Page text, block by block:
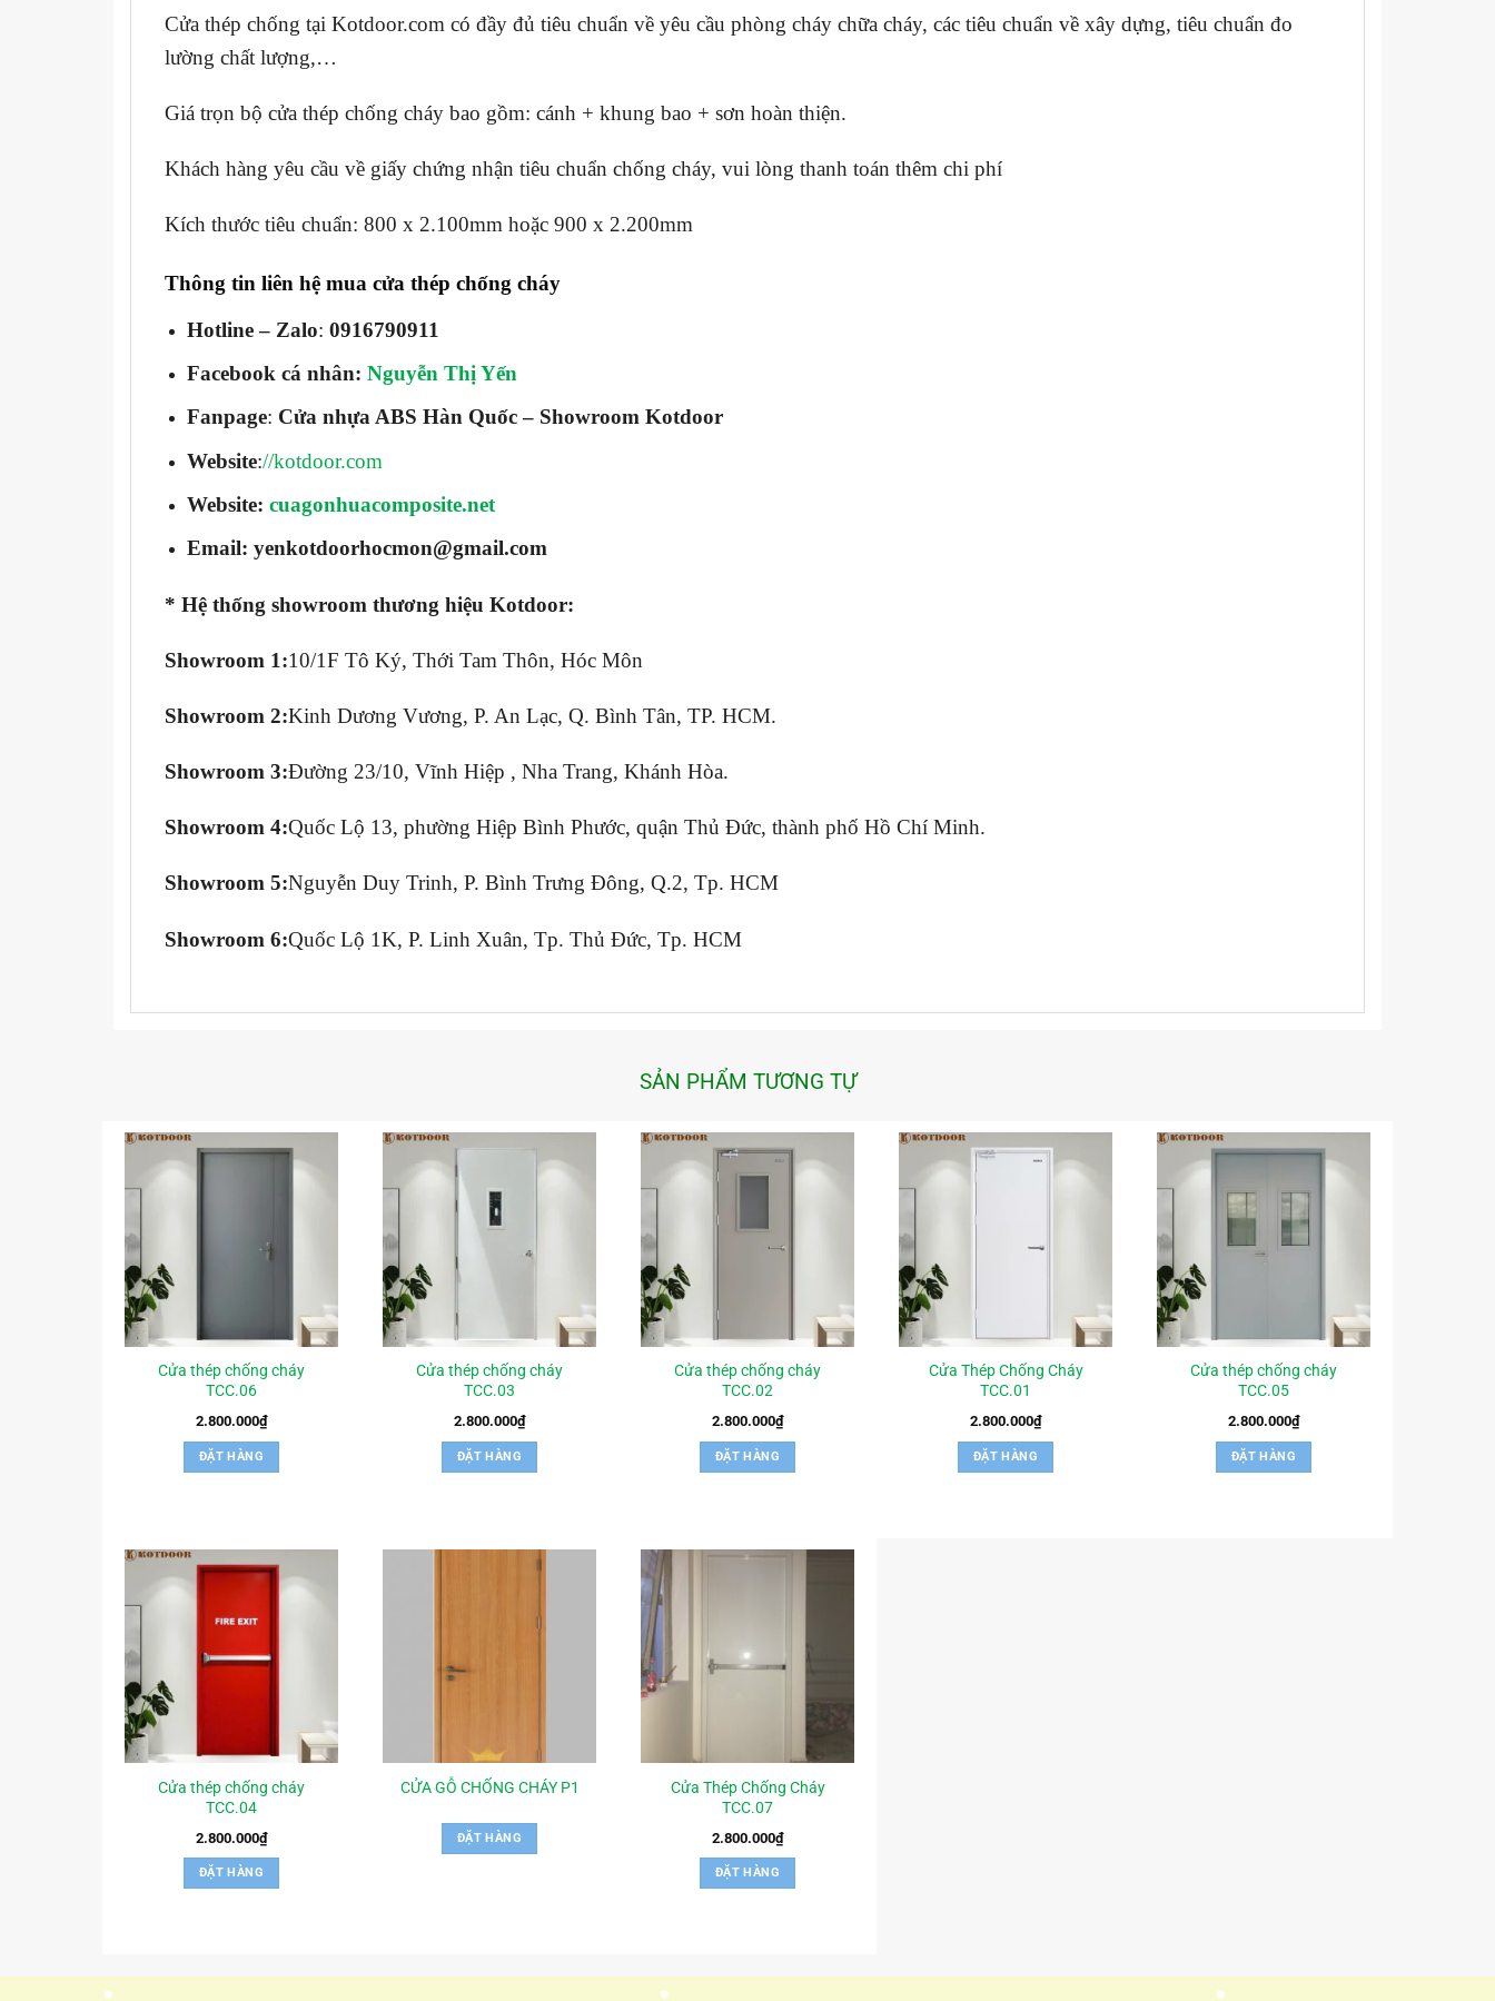
Cửa thép chống tại Kotdoor.com có đầy đủ tiêu chuẩn về yêu cầu phòng cháy chữa cháy, các tiêu chuẩn về xây dựng, tiêu chuẩn đo
lường chất lượng,…
Giá trọn bộ cửa thép chống cháy bao gồm: cánh + khung bao + sơn hoàn thiện.
Khách hàng yêu cầu về giấy chứng nhận tiêu chuẩn chống cháy, vui lòng thanh toán thêm chi phí
Kích thước tiêu chuẩn: 800 x 2.100mm hoặc 900 x 2.200mm
Thông tin liên hệ mua cửa thép chống cháy
Hotline – Zalo:0916790911
Facebook cá nhân:Nguyễn Thị Yến
Fanpage: Cửa nhựa ABS Hàn Quốc – Showroom Kotdoor
Website://kotdoor.com
Website:cuagonhuacomposite.net
Email: yenkotdoorhocmon@gmail.com
* Hệ thống showroom thương hiệu Kotdoor:
Showroom 1:10/1F Tô Ký, Thới Tam Thôn, Hóc Môn
Showroom 2:Kinh Dương Vương, P. An Lạc, Q. Bình Tân, TP. HCM.
Showroom 3:Đường 23/10, Vĩnh Hiệp , Nha Trang, Khánh Hòa.
Showroom 4:Quốc Lộ 13, phường Hiệp Bình Phước, quận Thủ Đức, thành phố Hồ Chí Minh.
Showroom 5:Nguyễn Duy Trinh, P. Bình Trưng Đông, Q.2, Tp. HCM
Showroom 6:Quốc Lộ 1K, P. Linh Xuân, Tp. Thủ Đức, Tp. HCM
SẢN PHẨM TƯƠNG TỰ
Cửa thép chống cháy
TCC.06
2.800.000₫
ĐẶT HÀNG
Cửa thép chống cháy
TCC.03
2.800.000₫
ĐẶT HÀNG
Cửa thép chống cháy
TCC.02
2.800.000₫
ĐẶT HÀNG
Cửa Thép Chống Cháy
TCC.01
2.800.000₫
ĐẶT HÀNG
Cửa thép chống cháy
TCC.05
2.800.000₫
ĐẶT HÀNG
Cửa thép chống cháy
TCC.04
2.800.000₫
ĐẶT HÀNG
CỬA GỖ CHỐNG CHÁY P1
ĐẶT HÀNG
Cửa Thép Chống Cháy
TCC.07
2.800.000₫
ĐẶT HÀNG